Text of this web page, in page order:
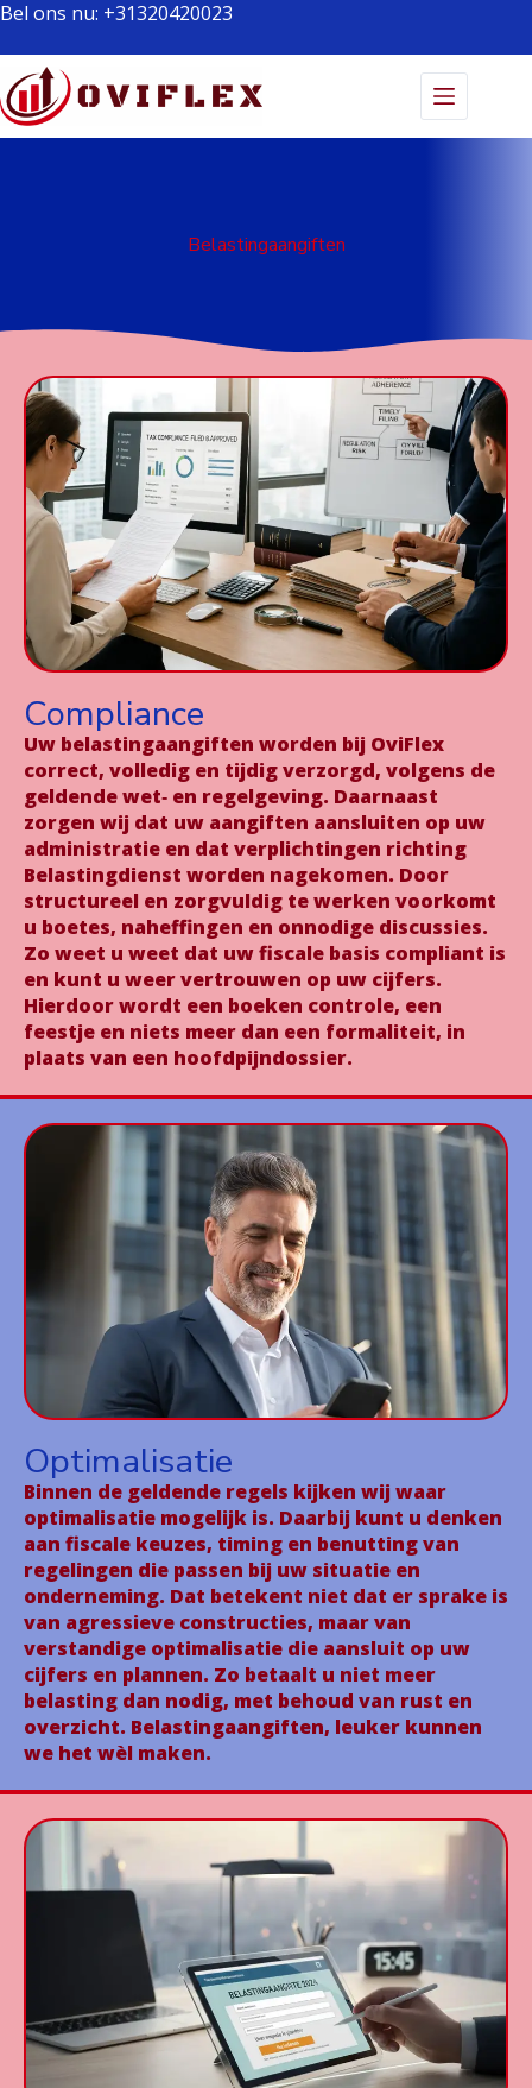
Bel ons nu: +31320420023
Belastingaangiften
Compliance
Uw belastingaangiften worden bij OviFlex
correct, volledig en tijdig verzorgd, volgens de
geldende wet‑ en regelgeving. Daarnaast
zorgen wij dat uw aangiften aansluiten op uw
administratie en dat verplichtingen richting
Belastingdienst worden nagekomen. Door
structureel en zorgvuldig te werken voorkomt
u boetes, naheffingen en onnodige discussies.
Zo weet u weet dat uw fiscale basis compliant is
en kunt u weer vertrouwen op uw cijfers.
Hierdoor wordt een boeken controle, een
feestje en niets meer dan een formaliteit, in
plaats van een hoofdpijndossier.
Optimalisatie
Binnen de geldende regels kijken wij waar
optimalisatie mogelijk is. Daarbij kunt u denken
aan fiscale keuzes, timing en benutting van
regelingen die passen bij uw situatie en
onderneming. Dat betekent niet dat er sprake is
van agressieve constructies, maar van
verstandige optimalisatie die aansluit op uw
cijfers en plannen. Zo betaalt u niet meer
belasting dan nodig, met behoud van rust en
overzicht. Belastingaangiften, leuker kunnen
we het wèl maken.